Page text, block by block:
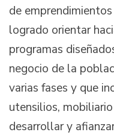
de
logrado orientar
programas
negocio de la
varias fases y que
utensilios,
desarrollar y